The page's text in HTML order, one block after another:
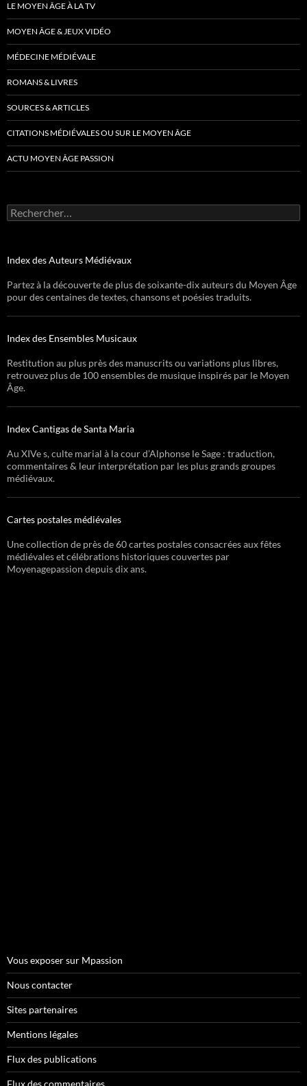
LE MOYEN ÂGE À LA TV
MOYEN ÂGE & JEUX VIDÉO
MÉDECINE MÉDIÉVALE
ROMANS & LIVRES
SOURCES & ARTICLES
CITATIONS MÉDIÉVALES OU SUR LE MOYEN ÂGE
ACTU MOYEN ÂGE PASSION
Rechercher :
Index des Auteurs Médiévaux
Partez à la découverte de plus de soixante-dix auteurs du Moyen Âge
pour des centaines de textes, chansons et poésies traduits.
Index des Ensembles Musicaux
Restitution au plus près des manuscrits ou variations plus libres,
retrouvez plus de 100 ensembles de musique inspirés par le Moyen
Âge.
Index Cantigas de Santa Maria
Au XIVe s, culte marial à la cour d’Alphonse le Sage : traduction,
commentaires & leur interprétation par les plus grands groupes
médiévaux.
Cartes postales médiévales
Une collection de près de 60 cartes postales consacrées aux fêtes
médiévales et célébrations historiques couvertes par
Moyenagepassion depuis dix ans.
Vous exposer sur Mpassion
Nous contacter
Sites partenaires
Mentions légales
Flux des publications